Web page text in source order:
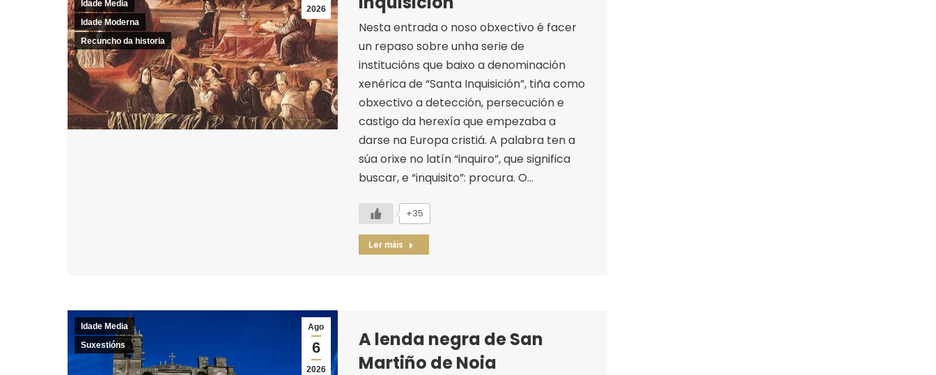
2026
Idade Media
Idade Moderna
Recuncho da historia
Nesta entrada o noso obxectivo é facer
un repaso sobre unha serie de
institucións que baixo a denominación
xenérica de “Santa Inquisición”, tiña como
obxectivo a detección, persecución e
castigo da herexía que empezaba a
darse na Europa cristiá. A palabra ten a
súa orixe no latín “inquiro”, que significa
buscar, e “inquisito”: procura. O…
+35
Ler máis
Ago
6
2026
Idade Media
Suxestións
A lenda negra de San
Martiño de Noia